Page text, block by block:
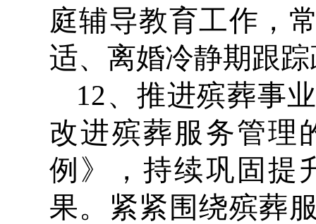
庭辅导教育工作，
适、离婚冷静期跟
12、推进殡葬事
改进殡葬服务管理
例》，持续巩固提
果。紧紧围绕殡葬